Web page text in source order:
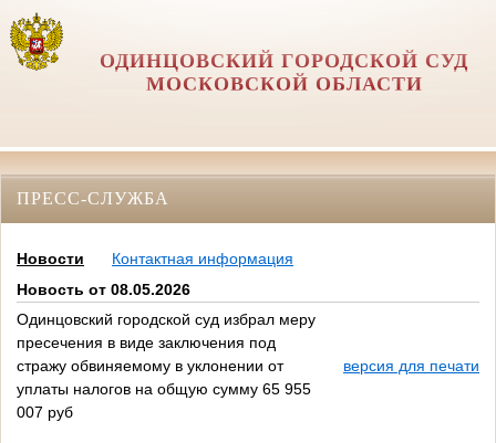
ОДИНЦОВСКИЙ ГОРОДСКОЙ СУД
МОСКОВСКОЙ ОБЛАСТИ
ПРЕСС-СЛУЖБА
Новости
Контактная информация
Новость от 08.05.2026
Одинцовский городской суд избрал меру
пресечения в виде заключения под
стражу обвиняемому в уклонении от
уплаты налогов на общую сумму 65 955
007 руб
версия для печати